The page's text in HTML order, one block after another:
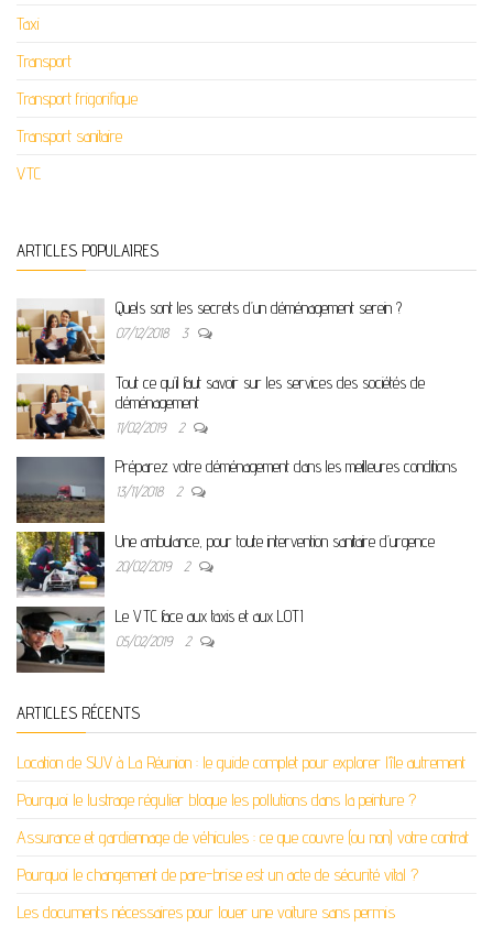
Taxi
Transport
Transport frigorifique
Transport sanitaire
VTC
ARTICLES POPULAIRES
Quels sont les secrets d’un déménagement serein ?
07/12/2018 3
Tout ce qu’il faut savoir sur les services des sociétés de
déménagement
11/02/2019 2
Préparez votre déménagement dans les meilleures conditions
13/11/2018 2
Une ambulance, pour toute intervention sanitaire d’urgence
20/02/2019 2
Le VTC face aux taxis et aux LOTI
05/02/2019 2
ARTICLES RÉCENTS
Location de SUV à La Réunion : le guide complet pour explorer l’île autrement
Pourquoi le lustrage régulier bloque les pollutions dans la peinture ?
Assurance et gardiennage de véhicules : ce que couvre (ou non) votre contrat
Pourquoi le changement de pare-brise est un acte de sécurité vital ?
Les documents nécessaires pour louer une voiture sans permis